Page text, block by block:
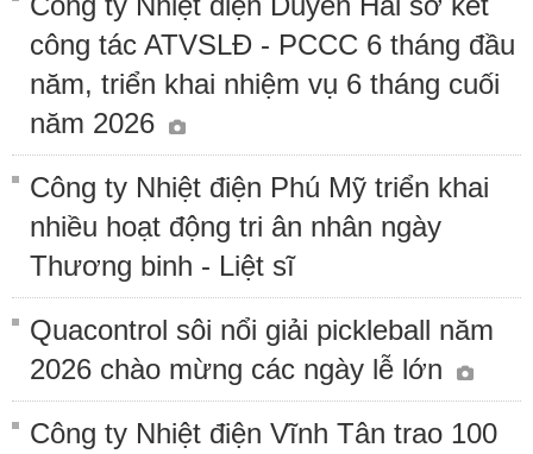
công tác ATVSLĐ - PCCC 6 tháng đầu
năm, triển khai nhiệm vụ 6 tháng cuối
năm 2026
Công ty Nhiệt điện Phú Mỹ triển khai
nhiều hoạt động tri ân nhân ngày
Thương binh - Liệt sĩ
Quacontrol sôi nổi giải pickleball năm
2026 chào mừng các ngày lễ lớn
Công ty Nhiệt điện Vĩnh Tân trao 100